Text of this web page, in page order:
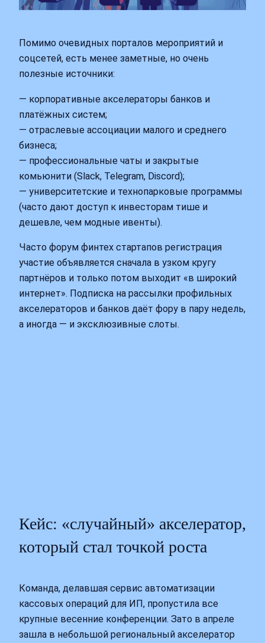
Помимо очевидных порталов мероприятий и
соцсетей, есть менее заметные, но очень
полезные источники:
— корпоративные акселераторы банков и
платёжных систем;
— отраслевые ассоциации малого и среднего
бизнеса;
— профессиональные чаты и закрытые
комьюнити (Slack, Telegram, Discord);
— университетские и технопарковые программы
(часто дают доступ к инвесторам тише и
дешевле, чем модные ивенты).
Часто форум финтех стартапов регистрация
участие объявляется сначала в узком кругу
партнёров и только потом выходит «в широкий
интернет». Подписка на рассылки профильных
акселераторов и банков даёт фору в пару недель,
а иногда — и эксклюзивные слоты.
Кейс: «случайный» акселератор,
который стал точкой роста
Команда, делавшая сервис автоматизации
кассовых операций для ИП, пропустила все
крупные весенние конференции. Зато в апреле
зашла в небольшой региональный акселератор